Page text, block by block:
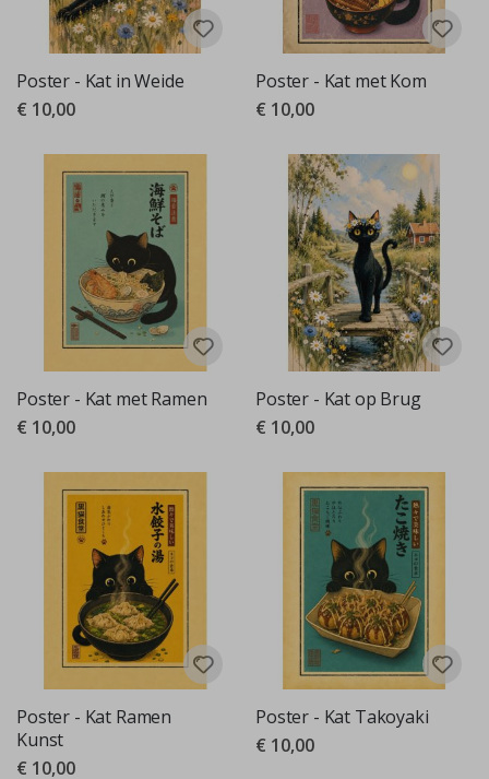
Poster - Kat in Weide
€ 10,00
Poster - Kat met Kom
€ 10,00
Poster - Kat met Ramen
€ 10,00
Poster - Kat op Brug
€ 10,00
Poster - Kat Ramen
Kunst
€ 10,00
Poster - Kat Takoyaki
€ 10,00